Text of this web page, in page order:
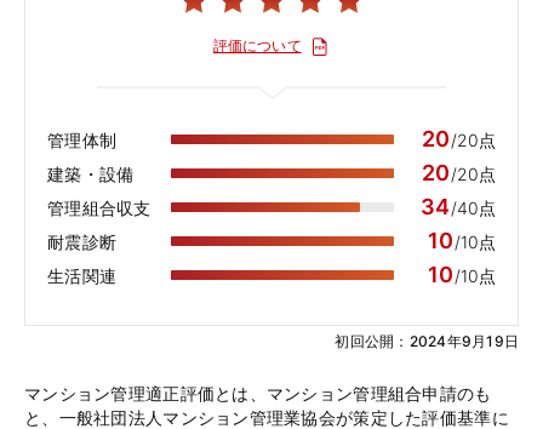
評価について
管理体制 20/20点
建築・設備
20/20点
管理組合収支
34/40点
耐震診断
10/10点
生活関連
10/10点
初回公開：2024年9月19日
マンション管理適正評価とは、マンション管理組合申請のも
と、一般社団法人マンション管理業協会が策定した評価基準に